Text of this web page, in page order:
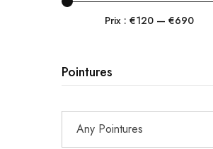
Gucci
Isabel Marant
Jérôme Dreyfuss
Jimmy Choo
Louis Vuitton
Prix : €120— €690
Pointures
Any Pointures